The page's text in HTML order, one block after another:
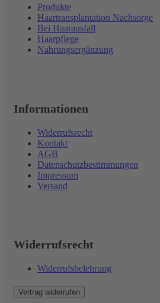
Produkte
Haartransplantation Nachsorge
Bei Haarausfall
Haarpflege
Nahrungsergänzung
Informationen
Widerrufsrecht
Kontakt
AGB
Datenschutzbestimmungen
Impressum
Versand
Widerrufsrecht
Widerrufsbelehrung
Vertrag widerrufen